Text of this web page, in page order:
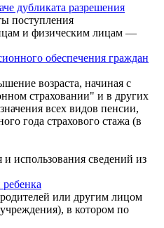
дубликата разрешения
поступления
и физическим лицам —
обеспечения граждан
возраста, начиная с
страховании" и в других
всех видов пенсии,
года страхового стажа (в
использования сведений из
или другим лицом
в котором по